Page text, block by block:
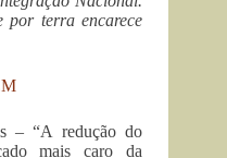
por terra encarece
– “A redução do
mais caro da